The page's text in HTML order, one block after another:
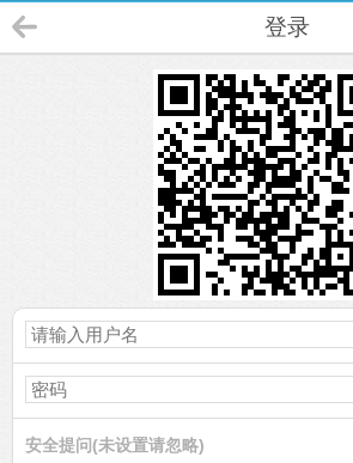
登录
安全提问(未设置请忽略)